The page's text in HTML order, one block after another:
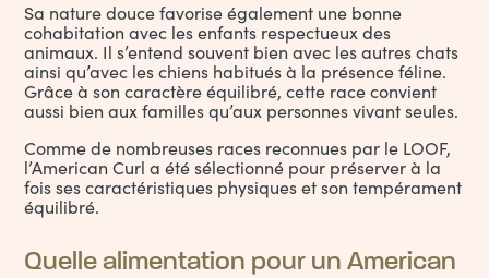
Sa nature douce favorise également une bonne
cohabitation avec les enfants respectueux des
animaux. Il s’entend souvent bien avec les autres chats
ainsi qu’avec les chiens habitués à la présence féline.
Grâce à son caractère équilibré, cette race convient
aussi bien aux familles qu’aux personnes vivant seules.
Comme de nombreuses races reconnues par le LOOF,
l’American Curl a été sélectionné pour préserver à la
fois ses caractéristiques physiques et son tempérament
équilibré.
Quelle alimentation pour un American